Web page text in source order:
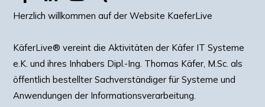
Herzlich willkommen auf der Website KaeferLive
KäferLive® vereint die Aktivitäten der Käfer IT Systeme
e.K. und ihres Inhabers Dipl.-Ing. Thomas Käfer, M.Sc. als
öffentlich bestellter Sachverständiger für Systeme und
Anwendungen der Informationsverarbeitung.